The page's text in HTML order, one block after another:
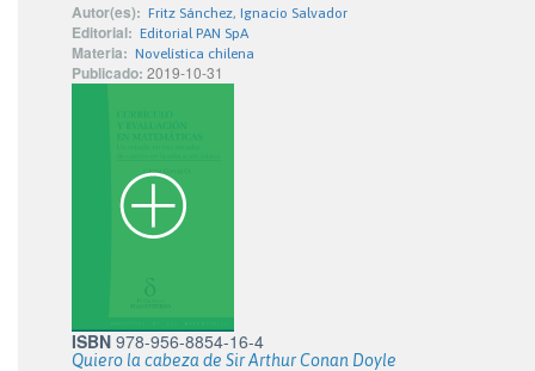
Autor(es): Fritz Sánchez, Ignacio Salvador
Editorial: Editorial PAN SpA
Materia: Novelística chilena
Publicado: 2019-10-31
ISBN 978-956-8854-16-4
Quiero la cabeza de Sir Arthur Conan Doyle